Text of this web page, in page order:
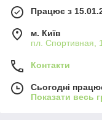
Працює з
м. Київ
пл. Спортивная,
Контакти
Сьогодні
Показати весь